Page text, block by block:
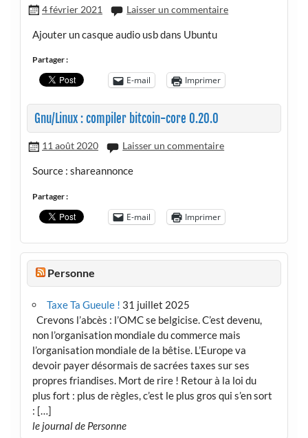
4 février 2021 Laisser un commentaire
Ajouter un casque audio usb dans Ubuntu
Partager :
E-mail Imprimer
Gnu/Linux : compiler bitcoin-core 0.20.0
11 août 2020 Laisser un commentaire
Source : shareannonce
Partager :
E-mail Imprimer
Personne
Taxe Ta Gueule ! 31 juillet 2025
Crevons l’abcès : l’OMC se belgicise. C’est devenu,
non l’organisation mondiale du commerce mais
l’organisation mondiale de la bêtise. L’Europe va
devoir payer désormais de sacrées taxes sur ses
propres friandises. Mort de rire ! Retour à la loi du
plus fort : plus de règles, c’est le plus gros qui s’en sort
: […]
le journal de Personne